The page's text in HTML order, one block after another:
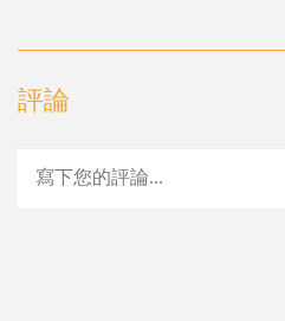
評論